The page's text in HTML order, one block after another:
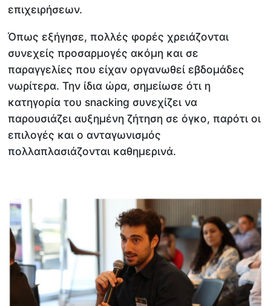
επιχειρήσεων.
Όπως εξήγησε, πολλές φορές χρειάζονται
συνεχείς προσαρμογές ακόμη και σε
παραγγελίες που είχαν οργανωθεί εβδομάδες
νωρίτερα. Την ίδια ώρα, σημείωσε ότι η
κατηγορία του snacking συνεχίζει να
παρουσιάζει αυξημένη ζήτηση σε όγκο, παρότι οι
επιλογές και ο ανταγωνισμός
πολλαπλασιάζονται καθημερινά.